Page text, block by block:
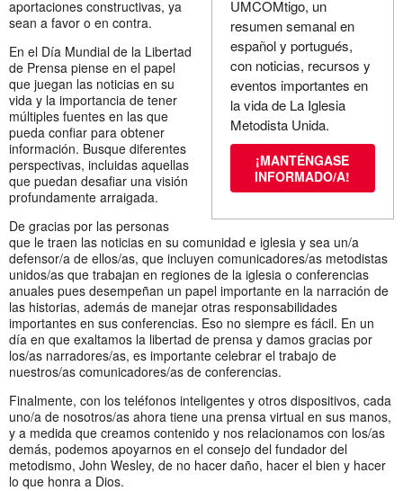
UMCOMtigo, un
resumen semanal en
español y portugués,
con noticias, recursos y
eventos importantes en
la vida de La Iglesia
Metodista Unida.
¡MANTÉNGASE
INFORMADO/A!
aportaciones constructivas, ya
sean a favor o en contra.
En el Día Mundial de la Libertad
de Prensa piense en el papel
que juegan las noticias en su
vida y la importancia de tener
múltiples fuentes en las que
pueda confiar para obtener
información. Busque diferentes
perspectivas, incluidas aquellas
que puedan desafiar una visión
profundamente arraigada.
De gracias por las personas
que le traen las noticias en su comunidad e iglesia y sea un/a
defensor/a de ellos/as, que incluyen comunicadores/as metodistas
unidos/as que trabajan en regiones de la iglesia o conferencias
anuales pues desempeñan un papel importante en la narración de
las historias, además de manejar otras responsabilidades
importantes en sus conferencias. Eso no siempre es fácil. En un
día en que exaltamos la libertad de prensa y damos gracias por
los/as narradores/as, es importante celebrar el trabajo de
nuestros/as comunicadores/as de conferencias.
Finalmente, con los teléfonos inteligentes y otros dispositivos, cada
uno/a de nosotros/as ahora tiene una prensa virtual en sus manos,
y a medida que creamos contenido y nos relacionamos con los/as
demás, podemos apoyarnos en el consejo del fundador del
metodismo, John Wesley, de no hacer daño, hacer el bien y hacer
lo que honra a Dios.